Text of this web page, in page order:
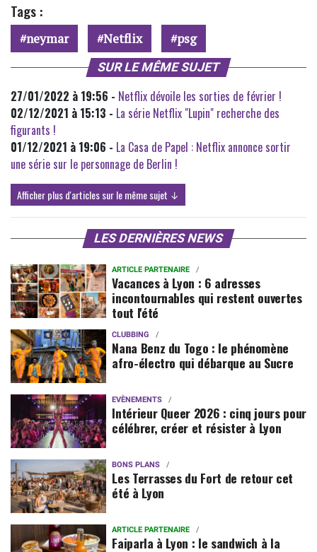
Tags :
neymar Netflix psg
SUR LE MÊME SUJET
27/01/2022 à 19:56 - Netflix dévoile les sorties de février !
02/12/2021 à 15:13 - La série Netflix "Lupin" recherche des
figurants !
01/12/2021 à 19:06 - La Casa de Papel : Netflix annonce sortir
une série sur le personnage de Berlin !
Afficher plus d'articles sur le même sujet ↓
LES DERNIÈRES NEWS
ARTICLE PARTENAIRE
Vacances à Lyon : 6 adresses
incontournables qui restent ouvertes
tout l'été
CLUBBING
Nana Benz du Togo : le phénomène
afro-électro qui débarque au Sucre
EVÈNEMENTS
Intérieur Queer 2026 : cinq jours pour
célébrer, créer et résister à Lyon
BONS PLANS
Les Terrasses du Fort de retour cet
été à Lyon
ARTICLE PARTENAIRE
Faiparla à Lyon : le sandwich à la